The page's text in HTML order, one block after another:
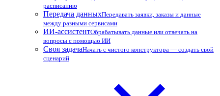
расписанию
Передача данныхПередавать заявки, заказы и данные
между разными сервисами
ИИ-ассистентОбрабатывать данные или отвечать на
вопросы с помощью ИИ
Своя задачаНачать с чистого конструктора — создать свой
сценарий